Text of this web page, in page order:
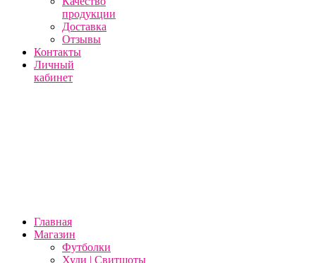
продукции
Доставка
Отзывы
Контакты
Личный
кабинет
Главная
Магазин
Футболки
Худи | Свитшоты